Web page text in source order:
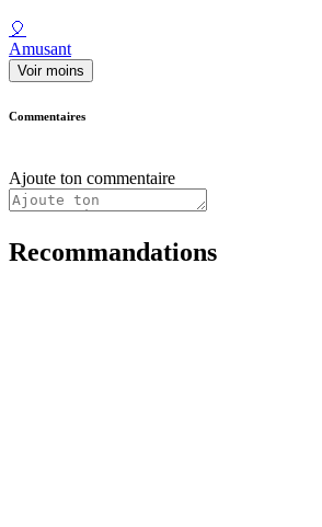
🎈
Amusant
Voir moins
Commentaires
Ajoute ton commentaire
Recommandations